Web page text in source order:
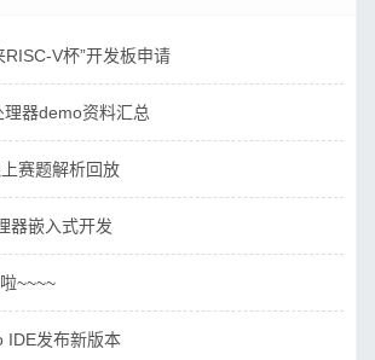
RISC-V杯”开发板申请
器demo资料汇总
赛题解析回放
器嵌入式开发
~~~~
IDE发布新版本